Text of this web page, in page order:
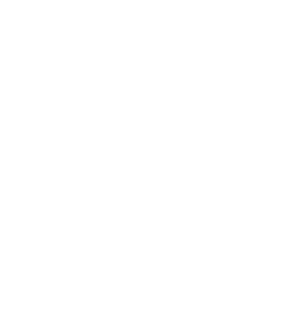
劃 宣傳行銷